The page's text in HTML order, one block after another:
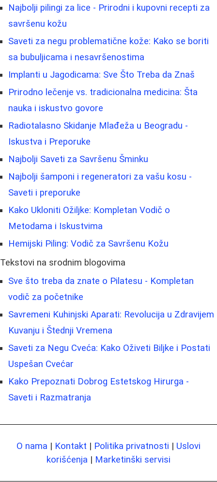
Najbolji pilingi za lice - Prirodni i kupovni recepti za
savršenu kožu
Saveti za negu problematične kože: Kako se boriti
sa bubuljicama i nesavršenostima
Implanti u Jagodicama: Sve Što Treba da Znaš
Prirodno lečenje vs. tradicionalna medicina: Šta
nauka i iskustvo govore
Radiotalasno Skidanje Mlađeža u Beogradu -
Iskustva i Preporuke
Najbolji Saveti za Savršenu Šminku
Najbolji šamponi i regeneratori za vašu kosu -
Saveti i preporuke
Kako Ukloniti Ožiljke: Kompletan Vodič o
Metodama i Iskustvima
Hemijski Piling: Vodič za Savršenu Kožu
Tekstovi na srodnim blogovima
Sve što treba da znate o Pilatesu - Kompletan
vodič za početnike
Savremeni Kuhinjski Aparati: Revolucija u Zdravijem
Kuvanju i Štednji Vremena
Saveti za Negu Cveća: Kako Oživeti Biljke i Postati
Uspešan Cvećar
Kako Prepoznati Dobrog Estetskog Hirurga -
Saveti i Razmatranja
O nama | Kontakt | Politika privatnosti | Uslovi
korišćenja | Marketinški servisi